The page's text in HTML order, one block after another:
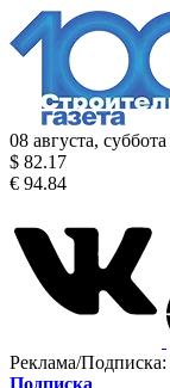
08 августа, суббота
$ 82.17
€ 94.84
Реклама/Подписка:
Подписка